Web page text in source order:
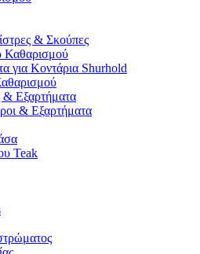
& Σκούπες
Καθαρισμού
για Κοντάρια Shurhold
Εξαρτήματα
& Εξαρτήματα
Teak